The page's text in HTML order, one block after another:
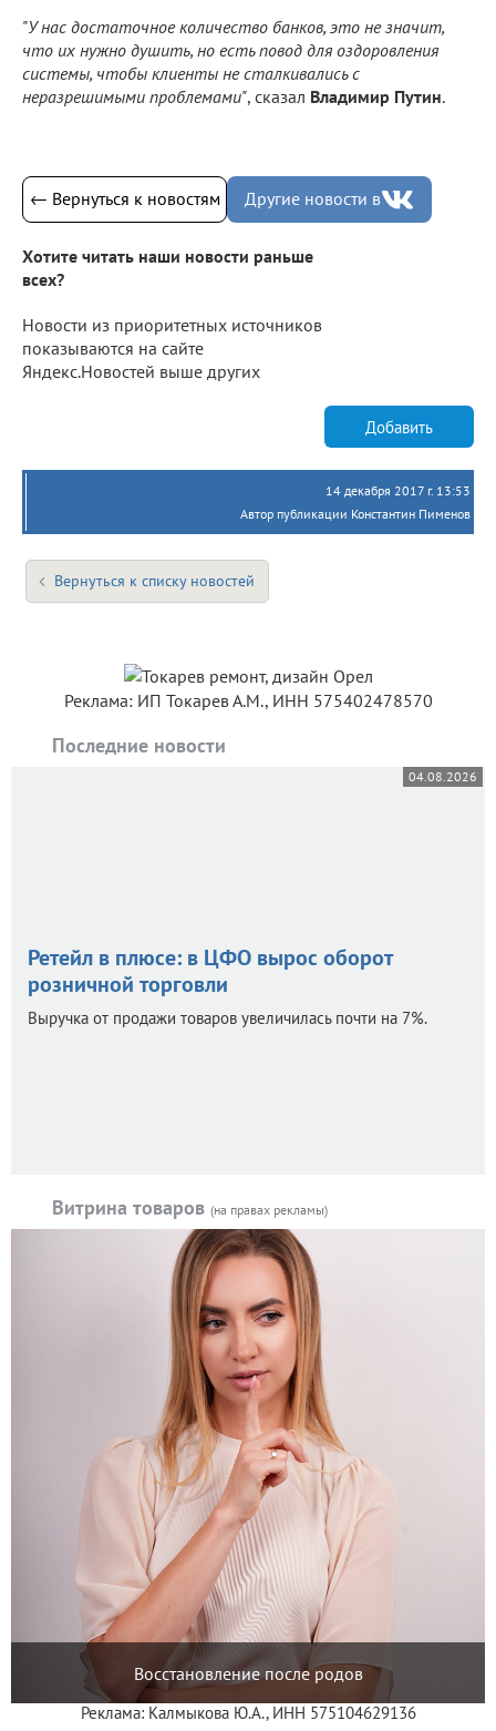
"У нас достаточное количество банков, это не значит,
что их нужно душить, но есть повод для оздоровления
системы, чтобы клиенты не сталкивались с
неразрешимыми проблемами", сказал Владимир Путин.
← Вернуться к новостям Другие новости в
Хотите читать наши новости раньше
всех?
Новости из приоритетных источников
показываются на сайте
Яндекс.Новостей выше других
Добавить
14 декабря 2017 г. 13:53
Автор публикации Константин Пименов
Вернуться к списку новостей
Реклама: ИП Токарев А.М., ИНН 575402478570
Последние новости
04.08.2026
Ретейл в плюсе: в ЦФО вырос оборот
розничной торговли
Выручка от продажи товаров увеличилась почти на 7%.
Витрина товаров (на правах рекламы)
Восстановление после родов
Реклама: Калмыкова Ю.А., ИНН 575104629136